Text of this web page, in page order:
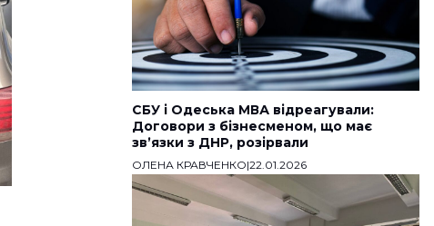
СБУ і Одеська МВА відреагували:
Договори з бізнесменом, що має
звʼязки з ДНР, розірвали
ОЛЕНА КРАВЧЕНКО|22.01.2026